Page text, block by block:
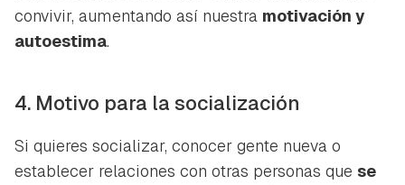
convivir, aumentando así nuestra motivación y
autoestima.
4. Motivo para la socialización
Si quieres socializar, conocer gente nueva o
establecer relaciones con otras personas que se